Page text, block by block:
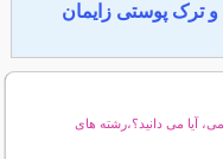
و ترک پوستی زایمان
آیا می دانید؟،رشته های